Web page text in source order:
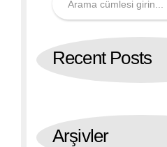
Recent Posts
Arşivler